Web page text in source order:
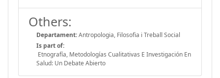
Others:
Departament:Antropologia, Filosofia i Treball Social
Is part of:
Etnografía, Metodologías Cualitativas E Investigación En
Salud: Un Debate Abierto